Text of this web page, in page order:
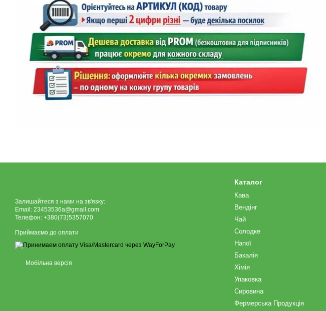
Залишайтеся з нами на зв'язку:
Email: 23453536a@gmail.com
Телефон: +380(73)5357070
Приймаємо до оплати
Мобільна версія
Каталог
Кава
Вендінг
Чай
Солодке
Напої
Бакалія
Хімія
Упаковка
Сировина
Фермерська Продукція